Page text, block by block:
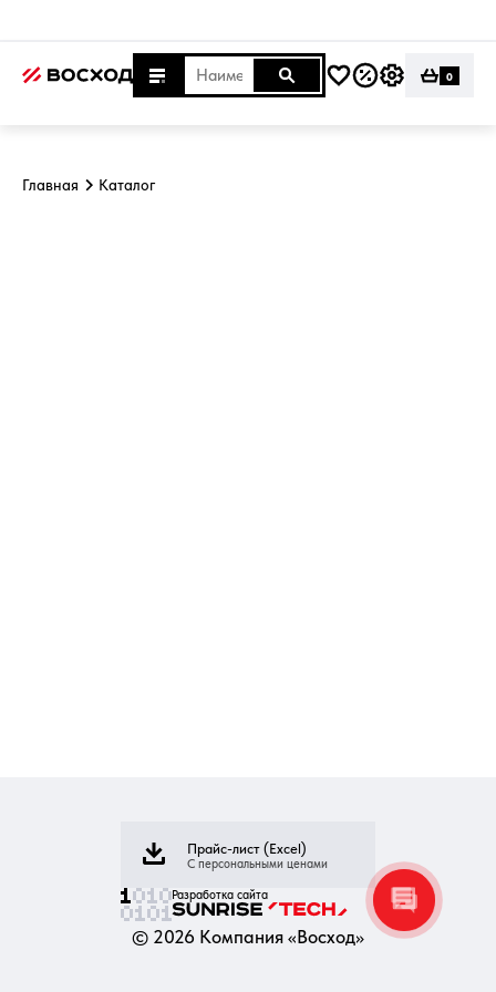
0
Главная Каталог
Прайс-лист (Excel)
С персональными ценами
Разработка сайта
© 2026 Компания «Восход»